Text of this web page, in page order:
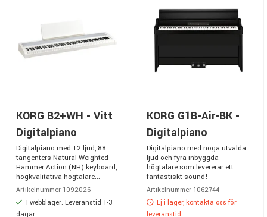
KORG B2+WH - Vitt
Digitalpiano
Digitalpiano med 12 ljud, 88
tangenters Natural Weighted
Hammer Action (NH) keyboard,
högkvalitativa högtalare...
Artikelnummer 1092026
I webblager. Leveranstid 1-3
dagar
KORG G1B-Air-BK -
Digitalpiano
Digitalpiano med noga utvalda
ljud och fyra inbyggda
högtalare som levererar ett
fantastiskt sound!
Artikelnummer 1062744
Ej i lager, kontakta oss för
leveranstid